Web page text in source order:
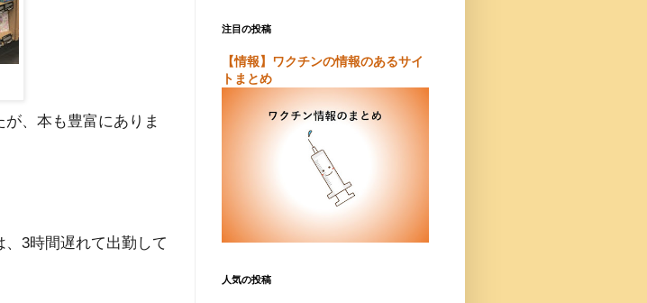
、本も豊富にありま
3時間遅れて出勤して
注目の投稿
【情報】ワクチンの情報のあるサイ
トまとめ
人気の投稿